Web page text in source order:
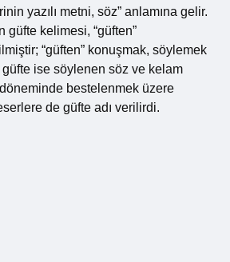
yazılı metni, söz” anlamına gelir.
güfte kelimesi, “güften”
“güften” konuşmak, söylemek
ise söylenen söz ve kelam
bestelenmek üzere
de güfte adı verilirdi.